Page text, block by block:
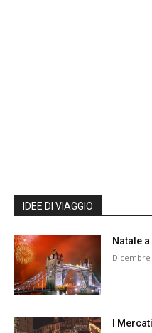
IDEE DI VIAGGIO
Natale
Dicembre
I